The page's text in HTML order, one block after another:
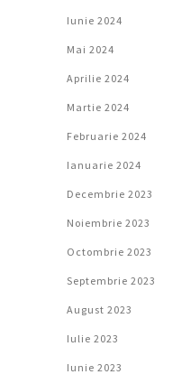
Iunie 2024
Mai 2024
Aprilie 2024
Martie 2024
Februarie 2024
Ianuarie 2024
Decembrie 2023
Noiembrie 2023
Octombrie 2023
Septembrie 2023
August 2023
Iulie 2023
Iunie 2023